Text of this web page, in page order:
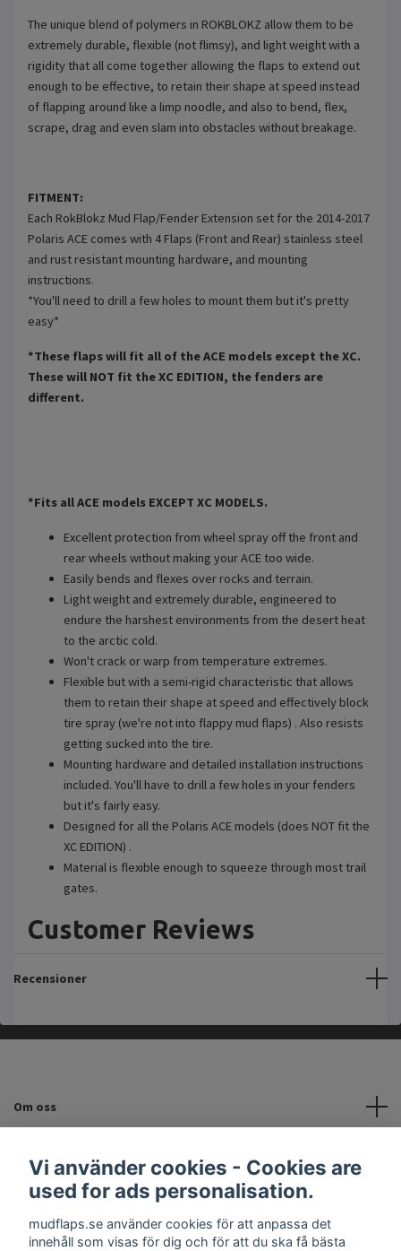
The unique blend of polymers in ROKBLOKZ allow them to be
extremely durable, flexible (not flimsy), and light weight with a
rigidity that all come together allowing the flaps to extend out
enough to be effective, to retain their shape at speed instead
of flapping around like a limp noodle, and also to bend, flex,
scrape, drag and even slam into obstacles without breakage.
FITMENT:
Each RokBlokz Mud Flap/Fender Extension set for the 2014-2017
Polaris ACE comes with 4 Flaps (Front and Rear) stainless steel
and rust resistant mounting hardware, and mounting
instructions.
*You'll need to drill a few holes to mount them but it's pretty
easy*
*These flaps will fit all of the ACE models except the XC.
These will NOT fit the XC EDITION, the fenders are
different.
*Fits all ACE models EXCEPT XC MODELS.
Excellent protection from wheel spray off the front and
rear wheels without making your ACE too wide.
Easily bends and flexes over rocks and terrain.
Light weight and extremely durable, engineered to
endure the harshest environments from the desert heat
to the arctic cold.
Won't crack or warp from temperature extremes.
Flexible but with a semi-rigid characteristic that allows
them to retain their shape at speed and effectively block
tire spray (we're not into flappy mud flaps) . Also resists
getting sucked into the tire.
Mounting hardware and detailed installation instructions
included. You'll have to drill a few holes in your fenders
but it's fairly easy.
Designed for all the Polaris ACE models (does NOT fit the
XC EDITION) .
Material is flexible enough to squeeze through most trail
gates.
Customer Reviews
Recensioner
Om oss
Kundtjänst
Vi använder cookies - Cookies are
used for ads personalisation.
mudflaps.se använder cookies för att anpassa det
innehåll som visas för dig och för att du ska få bästa